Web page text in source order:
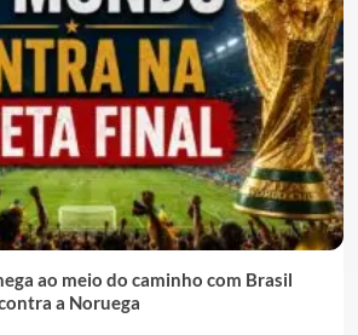
ao meio do caminho com Brasil
a Noruega